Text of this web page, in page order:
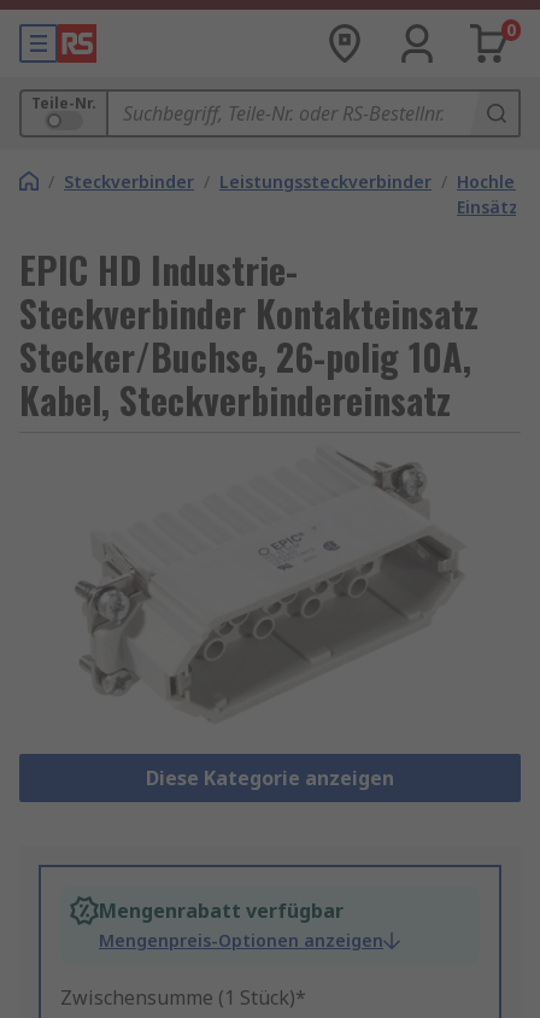
0
Teile-Nr.
/ Steckverbinder / Leistungssteckverbinder /
Einsätze
EPIC HD Industrie-
Steckverbinder Kontakteinsatz
Stecker/Buchse, 26-polig 10A,
Kabel, Steckverbindereinsatz
Diese Kategorie anzeigen
Mengenrabatt verfügbar
Mengenpreis-Optionen anzeigen
Zwischensumme (1 Stück)*